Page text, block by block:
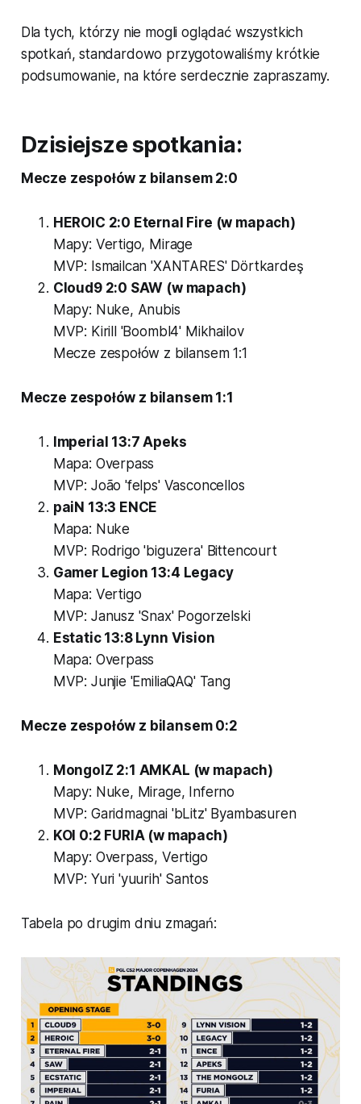
Dla tych, którzy nie mogli oglądać wszystkich
spotkań, standardowo przygotowaliśmy krótkie
podsumowanie, na które serdecznie zapraszamy.
Dzisiejsze spotkania:
Mecze zespołów z bilansem 2:0
HEROIC 2:0 Eternal Fire (w mapach)
Mapy: Vertigo, Mirage
MVP: Ismailcan 'XANTARES' Dörtkardeş
Cloud9 2:0 SAW (w mapach)
Mapy: Nuke, Anubis
MVP: Kirill 'Boombl4' Mikhailov
Mecze zespołów z bilansem 1:1
Mecze zespołów z bilansem 1:1
Imperial 13:7 Apeks
Mapa: Overpass
MVP: João 'felps' Vasconcellos
paiN 13:3 ENCE
Mapa: Nuke
MVP: Rodrigo 'biguzera' Bittencourt
Gamer Legion 13:4 Legacy
Mapa: Vertigo
MVP: Janusz 'Snax' Pogorzelski
Estatic 13:8 Lynn Vision
Mapa: Overpass
MVP: Junjie 'EmiliaQAQ' Tang
Mecze zespołów z bilansem 0:2
MongolZ 2:1 AMKAL (w mapach)
Mapy: Nuke, Mirage, Inferno
MVP: Garidmagnai 'bLitz' Byambasuren
KOI 0:2 FURIA (w mapach)
Mapy: Overpass, Vertigo
MVP: Yuri 'yuurih' Santos
Tabela po drugim dniu zmagań: